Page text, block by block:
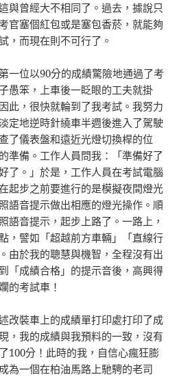
與曾經大不相同了。過去，據說只
官塞個紅包或是塞包香菸，就能夠
，而現在則不可行了。
一位以90分的成績驚險地通過了考
愚笨，上車後一眨眼的工夫就掛
此，很快就輪到了我考試。我努力
定地逆時針繞車半週後進入了駕駛
了儀表盤和遠近光燈切換桿的位
準備。工作人員問我：「準備好了
了。」於是，工作人員在考試電腦
起步之前要進行的是模擬夜間燈光
語音提示做出相應的燈光操作。順
語音提示，起步上路了。一路上，
，譬如「超越前方車輛」「直線行
由於我的聰慧與機智，全程沒有出
「成績合格」的提示音後，高興得
的考試車！
改裝車上的成績單打印處打印了成
，我的成績與我預料的一致，沒有
100分！此時的我，自信心瘋狂膨
為一個在柏油馬路上馳騁的老司